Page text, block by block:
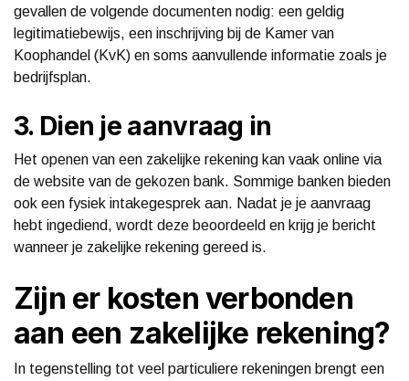
gevallen de volgende documenten nodig: een geldig
legitimatiebewijs, een inschrijving bij de Kamer van
Koophandel (KvK) en soms aanvullende informatie zoals je
bedrijfsplan.
3. Dien je aanvraag in
Het openen van een zakelijke rekening kan vaak online via
de website van de gekozen bank. Sommige banken bieden
ook een fysiek intakegesprek aan. Nadat je je aanvraag
hebt ingediend, wordt deze beoordeeld en krijg je bericht
wanneer je zakelijke rekening gereed is.
Zijn er kosten verbonden
aan een zakelijke rekening?
In tegenstelling tot veel particuliere rekeningen brengt een